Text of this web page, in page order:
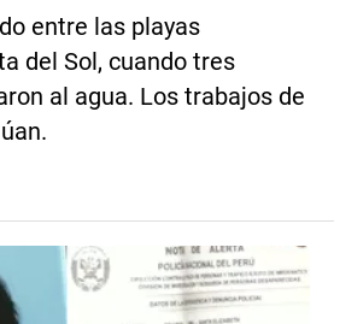
entre las playas
del Sol, cuando tres
al agua. Los trabajos de